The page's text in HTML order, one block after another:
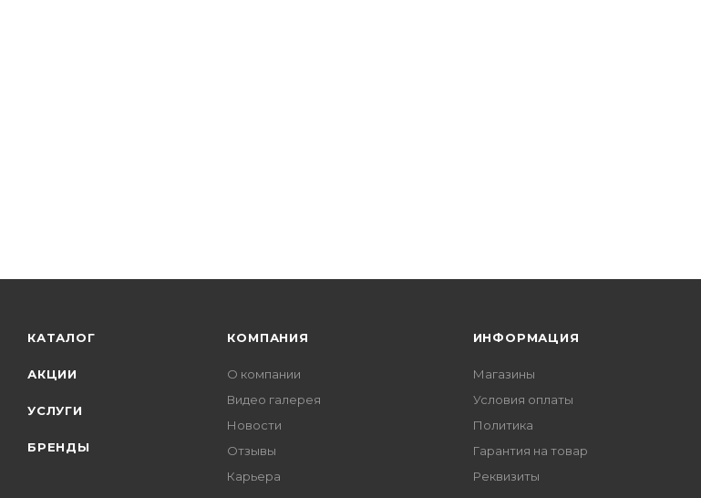
КАТАЛОГ
АКЦИИ
УСЛУГИ
БРЕНДЫ
КОМПАНИЯ
О компании
Видео галерея
Новости
Отзывы
Карьера
ИНФОРМАЦИЯ
Магазины
Условия оплаты
Политика
Гарантия на товар
Реквизиты